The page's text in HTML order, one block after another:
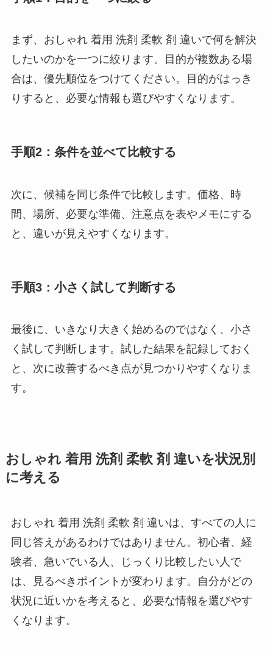
まず、おしゃれ 着用 洗剤 柔軟 剤 違いで何を解決
したいのかを一つに絞ります。目的が複数ある場
合は、優先順位をつけてください。目的がはっき
りすると、必要な情報も選びやすくなります。
手順2：条件を並べて比較する
次に、候補を同じ条件で比較します。価格、時
間、場所、必要な準備、注意点を表やメモにする
と、違いが見えやすくなります。
手順3：小さく試して判断する
最後に、いきなり大きく始めるのではなく、小さ
く試して判断します。試した結果を記録しておく
と、次に改善するべき点が見つかりやすくなりま
す。
おしゃれ 着用 洗剤 柔軟 剤 違いを状況別
に考える
おしゃれ 着用 洗剤 柔軟 剤 違いは、すべての人に
同じ答えがあるわけではありません。初心者、経
験者、急いでいる人、じっくり比較したい人で
は、見るべきポイントが変わります。自分がどの
状況に近いかを考えると、必要な情報を選びやす
くなります。